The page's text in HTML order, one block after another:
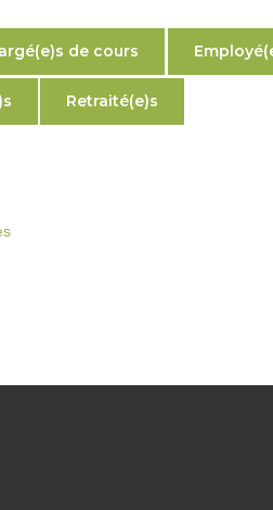
de cours
Retraité(e)s